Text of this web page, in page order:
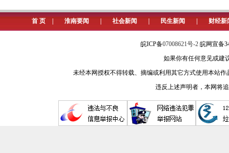
首 页 淮南要闻 社会新闻 民生新闻 财经新
皖ICP备07008621号-2 皖网宣备
如果你有任何意见或建
未经本网授权不得转载、摘编或利用其它方式使用本站
违反上述声明者，本网将